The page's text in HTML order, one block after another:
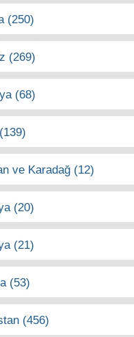
(250)
(269)
(68)
ve Karadağ (12)
(20)
(21)
(53)
(456)